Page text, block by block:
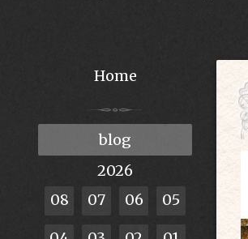
Home
blog
2026
08
07 06 05